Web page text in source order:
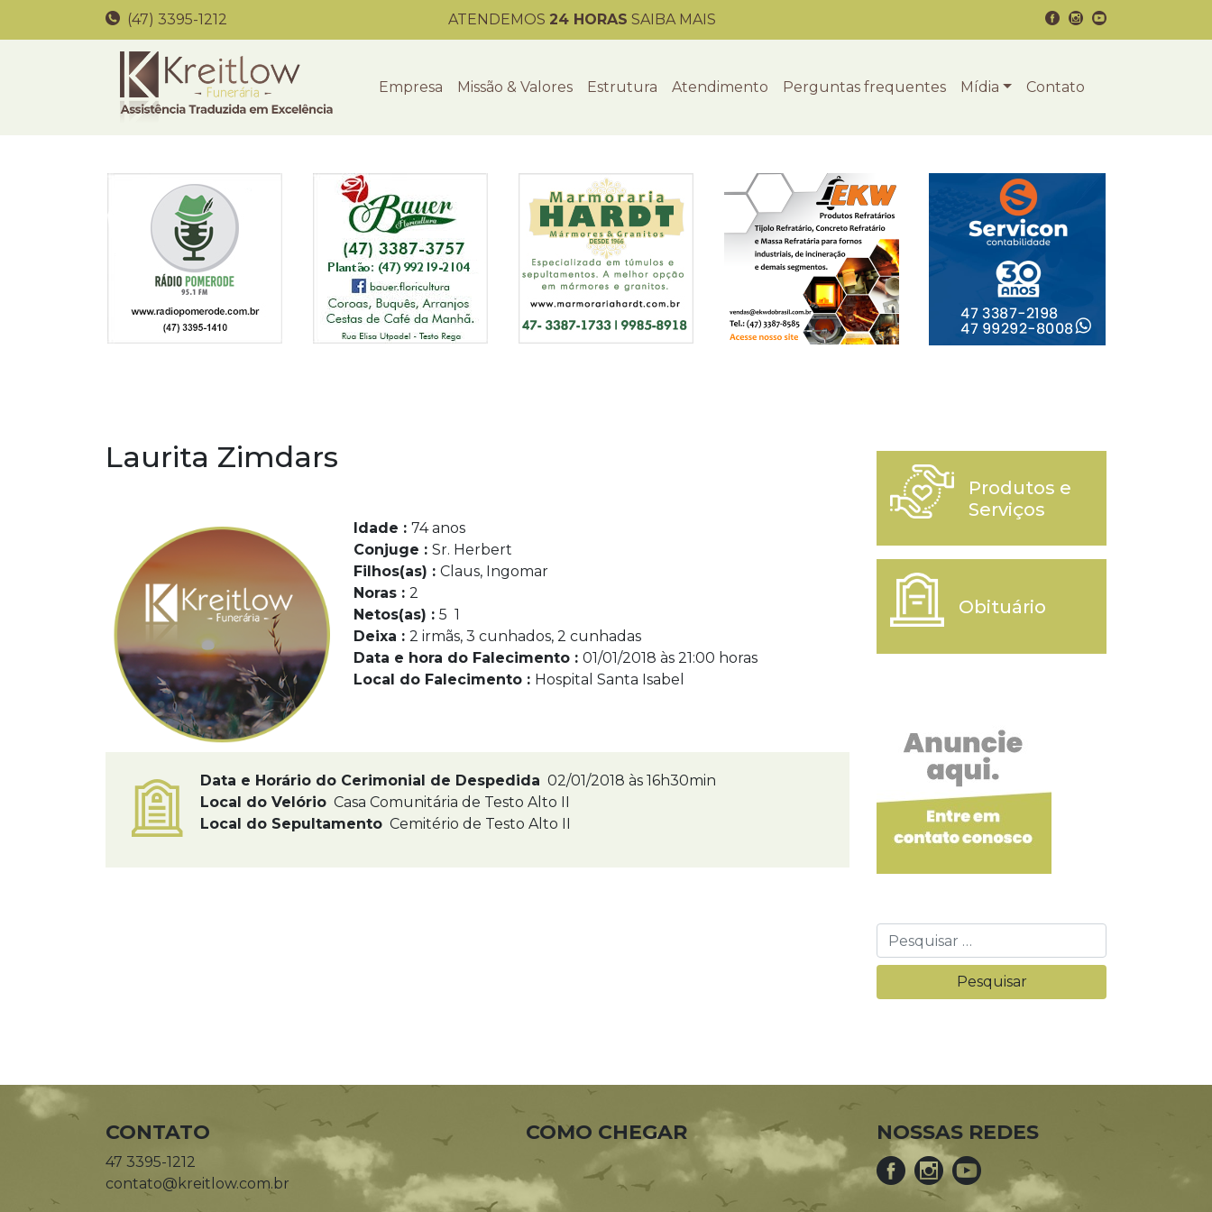
(47) 3395-1212 ATENDEMOS 24 HORAS SAIBA MAIS
Empresa Missão & Valores Estrutura Atendimento Perguntas frequentes Mídia Contato
Laurita Zimdars
Idade : 74 anos
Conjuge : Sr. Herbert
Filhos(as) : Claus, Ingomar
Noras : 2
Netos(as) : 5 1
Deixa : 2 irmãs, 3 cunhados, 2 cunhadas
Data e hora do Falecimento : 01/01/2018 às 21:00 horas
Local do Falecimento : Hospital Santa Isabel
Data e Horário do Cerimonial de Despedida 02/01/2018 às 16h30min
Local do Velório Casa Comunitária de Testo Alto II
Local do Sepultamento Cemitério de Testo Alto II
Produtos e
Serviços
Obituário
CONTATO
47 3395-1212
contato@kreitlow.com.br
COMO CHEGAR NOSSAS REDES